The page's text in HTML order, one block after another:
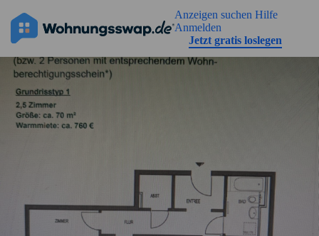
Anzeigen suchen Hilfe
Anmelden
Jetzt gratis loslegen